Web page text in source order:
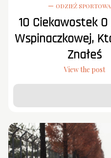
ODZIEŻ SPORTOWA
10 Ciekawostek
Wspinaczkowej,
Znałeś
View the post